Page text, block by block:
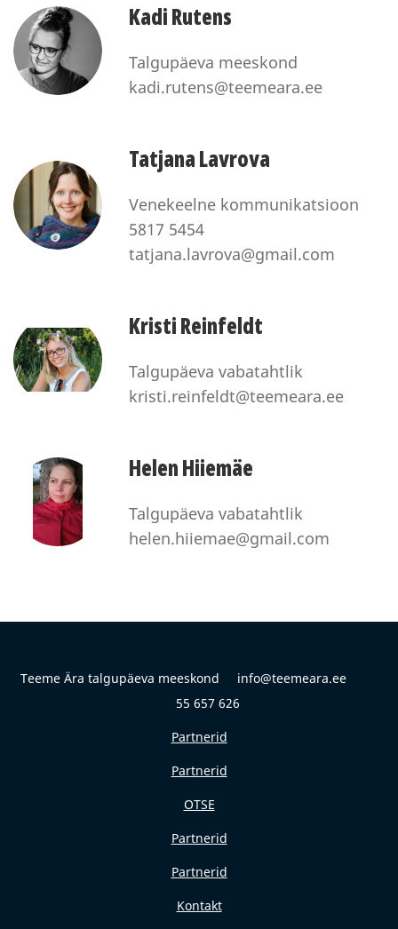
Kadi Rutens
Talgupäeva meeskond
kadi.rutens@teemeara.ee
Tatjana Lavrova
Venekeelne kommunikatsioon
5817 5454
tatjana.lavrova@gmail.com
Kristi Reinfeldt
Talgupäeva vabatahtlik
kristi.reinfeldt@teemeara.ee
Helen Hiiemäe
Talgupäeva vabatahtlik
helen.hiiemae@gmail.com
Teeme Ära talgupäeva meeskond info@teemeara.ee
55 657 626
Partnerid
Partnerid
OTSE
Partnerid
Partnerid
Kontakt